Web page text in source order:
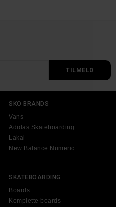
SKO BRANDS
Vans
Adidas Skateboarding
Lakai
New Balance Numeric
SKATEBOARDING
Boards
Komplette boards